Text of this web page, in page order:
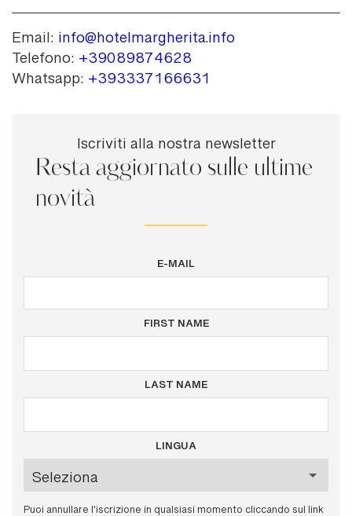
Email: info@hotelmargherita.info
Telefono: +39089874628
Whatsapp: +393337166631
Iscriviti alla nostra newsletter
Resta aggiornato sulle ultime
novità
E-MAIL
FIRST NAME
LAST NAME
LINGUA
Puoi annullare l'iscrizione in qualsiasi momento cliccando sul link